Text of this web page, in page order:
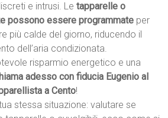
e intrusi. Letapparelle o
possono essere programmate per
più calde del giorno, riducendo il
dell’aria condizionata.
risparmio energetico e una
adesso con fiducia Eugenio al
a Cento!
stessa situazione: valutare se